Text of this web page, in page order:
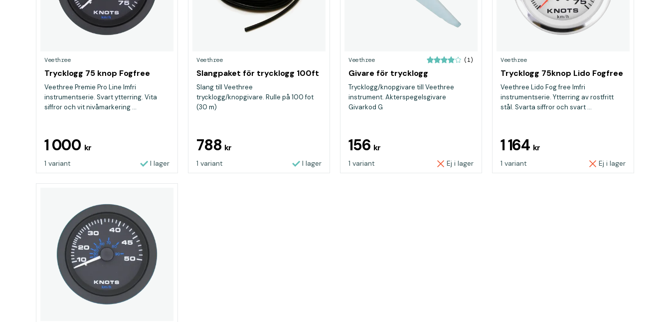
Veethree
Trycklogg 75 knop Fogfree
Veethree Premie Pro Line Imfri
instrumentserie. Svart ytterring. Vita
siffror och vit nivåmarkering ...
1 000 kr
1 variant I lager
Veethree
Slangpaket för trycklogg 100ft
Slang till Veethree
trycklogg/knopgivare. Rulle på 100 fot
(30 m)
788 kr
1 variant I lager
Veethree (1)
Givare för trycklogg
Trycklogg/knopgivare till Veethree
instrument. Akterspegelsgivare
Givarkod G
156 kr
1 variant Ej i lager
Veethree
Trycklogg 75knop Lido Fogfree
Veethree Lido Fog free Imfri
instrumentserie. Ytterring av rostfritt
stål. Svarta siffror och svart ...
1 164 kr
1 variant Ej i lager